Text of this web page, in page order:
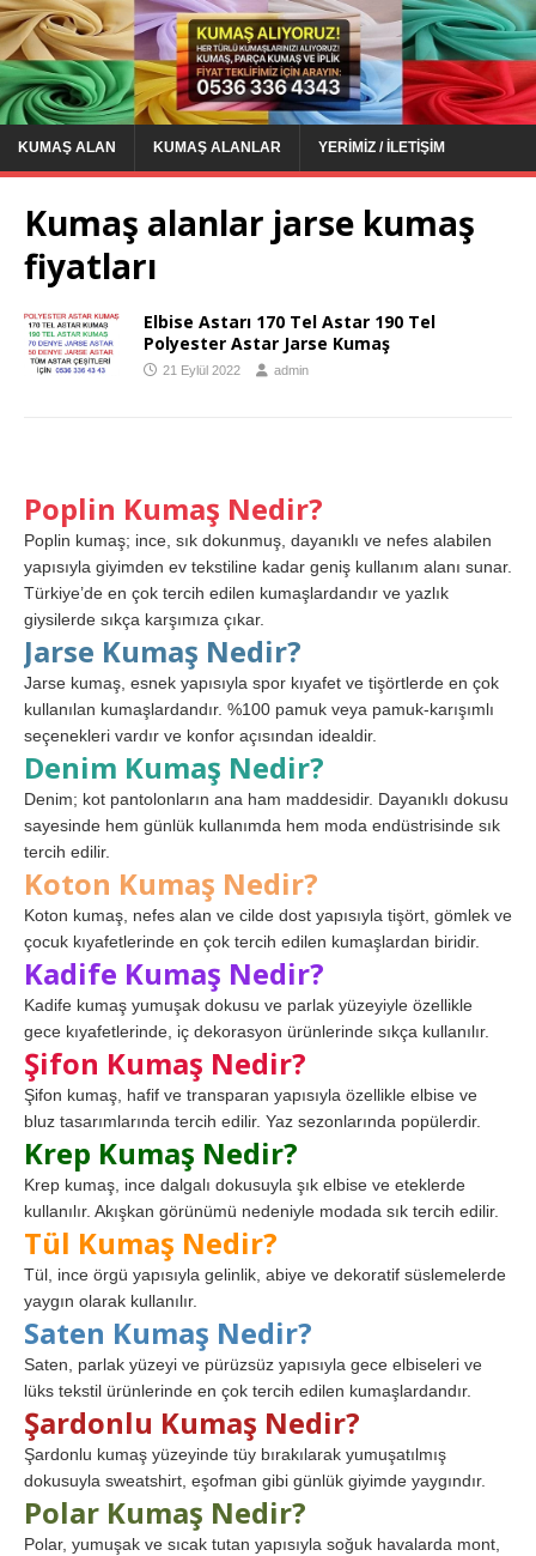
KUMAŞ ALAN KUMAŞ ALANLAR YERIMIZ / İLETIŞIM
Kumaş alanlar jarse kumaş
fiyatları
Elbise Astarı 170 Tel Astar 190 Tel
Polyester Astar Jarse Kumaş
21 Eylül 2022 admin
Poplin Kumaş Nedir?
Poplin kumaş; ince, sık dokunmuş, dayanıklı ve nefes alabilen
yapısıyla giyimden ev tekstiline kadar geniş kullanım alanı sunar.
Türkiye’de en çok tercih edilen kumaşlardandır ve yazlık
giysilerde sıkça karşımıza çıkar.
Jarse Kumaş Nedir?
Jarse kumaş, esnek yapısıyla spor kıyafet ve tişörtlerde en çok
kullanılan kumaşlardandır. %100 pamuk veya pamuk-karışımlı
seçenekleri vardır ve konfor açısından idealdir.
Denim Kumaş Nedir?
Denim; kot pantolonların ana ham maddesidir. Dayanıklı dokusu
sayesinde hem günlük kullanımda hem moda endüstrisinde sık
tercih edilir.
Koton Kumaş Nedir?
Koton kumaş, nefes alan ve cilde dost yapısıyla tişört, gömlek ve
çocuk kıyafetlerinde en çok tercih edilen kumaşlardan biridir.
Kadife Kumaş Nedir?
Kadife kumaş yumuşak dokusu ve parlak yüzeyiyle özellikle
gece kıyafetlerinde, iç dekorasyon ürünlerinde sıkça kullanılır.
Şifon Kumaş Nedir?
Şifon kumaş, hafif ve transparan yapısıyla özellikle elbise ve
bluz tasarımlarında tercih edilir. Yaz sezonlarında popülerdir.
Krep Kumaş Nedir?
Krep kumaş, ince dalgalı dokusuyla şık elbise ve eteklerde
kullanılır. Akışkan görünümü nedeniyle modada sık tercih edilir.
Tül Kumaş Nedir?
Tül, ince örgü yapısıyla gelinlik, abiye ve dekoratif süslemelerde
yaygın olarak kullanılır.
Saten Kumaş Nedir?
Saten, parlak yüzeyi ve pürüzsüz yapısıyla gece elbiseleri ve
lüks tekstil ürünlerinde en çok tercih edilen kumaşlardandır.
Şardonlu Kumaş Nedir?
Şardonlu kumaş yüzeyinde tüy bırakılarak yumuşatılmış
dokusuyla sweatshirt, eşofman gibi günlük giyimde yaygındır.
Polar Kumaş Nedir?
Polar, yumuşak ve sıcak tutan yapısıyla soğuk havalarda mont,